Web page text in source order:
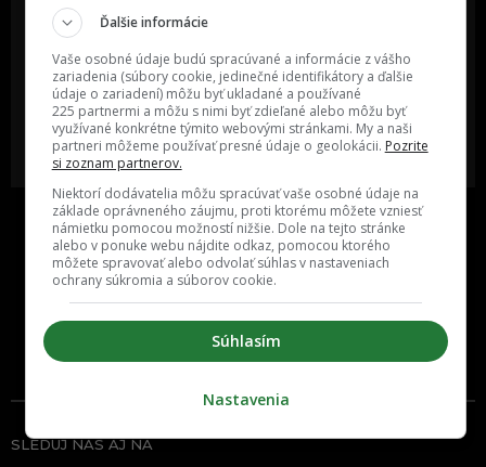
Oslov reklamou viac ako milión
ľudí v rôznych vekových
kategóriách a na rôznych
sociálnych sieťach a nakopni svoj
biznis alebo produkt.
MÁM ZÁUJEM O
SPOLUPRÁCU
mali určite napísať?
POŠLI NÁM TIP NA ČLÁNOK
SLEDUJ NÁS AJ NA
Ďalšie informácie
Vaše osobné údaje budú spracúvané a informácie z vášho
zariadenia (súbory cookie, jedinečné identifikátory a ďalšie
údaje o zariadení) môžu byť ukladané a používané
225 partnermi a môžu s nimi byť zdieľané alebo môžu byť
využívané konkrétne týmito webovými stránkami. My a naši
partneri môžeme používať presné údaje o geolokácii. Pozrite
si zoznam partnerov.
Niektorí dodávatelia môžu spracúvať vaše osobné údaje na
základe oprávneného záujmu, proti ktorému môžete vzniesť
námietku pomocou možností nižšie. Dole na tejto stránke
alebo v ponuke webu nájdite odkaz, pomocou ktorého
môžete spravovať alebo odvolať súhlas v nastaveniach
ochrany súkromia a súborov cookie.
Súhlasím
Nastavenia